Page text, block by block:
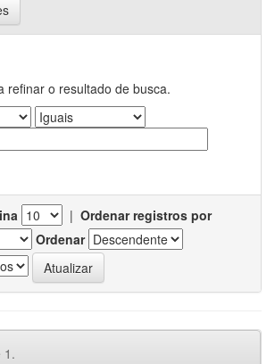
refinar o resultado de busca.
| Ordenar registros por
Ordenar
1.